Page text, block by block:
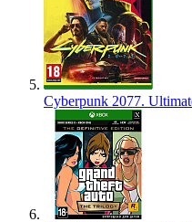
Cyberpunk 2077.